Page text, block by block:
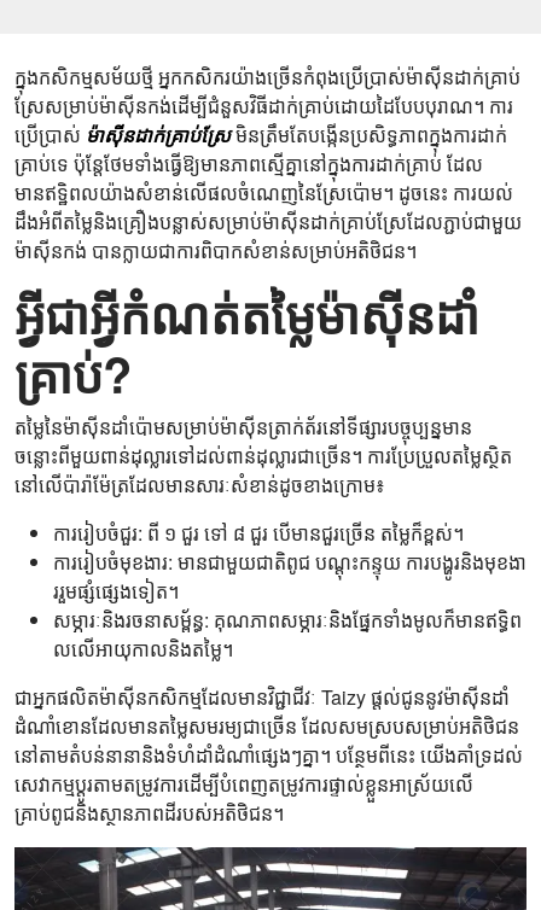
ក្នុងកសិកម្មសម័យថ្មី អ្នកកសិករ​យ៉ាងច្រើនកំពុងប្រើប្រាស់ម៉ាស៊ីនដាក់គ្រាប់
ស្រែសម្រាប់ម៉ាស៊ីនកង់ដើម្បីជំនួសវិធីដាក់គ្រាប់ដោយដៃបែបបុរាណ។ ការ
ប្រើប្រាស់ ម៉ាស៊ីនដាក់គ្រាប់ស្រែមិនត្រឹមតែបង្កើនប្រសិទ្ធភាពក្នុងការដាក់
គ្រាប់ទេ ប៉ុន្តែថែមទាំងធ្វើឱ្យមានភាពស្មើគ្នានៅក្នុងការដាក់គ្រាប់ ដែល
មានឥទ្ឋិពលយ៉ាងសំខាន់លើផលចំណេញនៃស្រែប៉ោម។ ដូចនេះ ការយល់
ដឹងអំពីតម្លៃនិងគ្រឿងបន្លាស់សម្រាប់ម៉ាស៊ីនដាក់គ្រាប់ស្រែដែលភ្ជាប់ជាមួយ
ម៉ាស៊ីនកង់ បានក្លាយជាការពិបាកសំខាន់សម្រាប់អតិថិជន។
អ្វីជាអ្វីកំណត់តម្លៃម៉ាស៊ីនដាំ
គ្រាប់?
តម្លៃនៃម៉ាស៊ីនដាំប៉ោមសម្រាប់ម៉ាស៊ីនត្រាក់ត័រ​នៅទីផ្សារបច្ចុប្បន្នមាន
ចន្លោះពីមួយពាន់ដុល្លារទៅដល់ពាន់ដុល្លារជាច្រើន។ ការប្រែប្រួលតម្លៃស្ថិត
នៅលើប៉ារ៉ាម៉ែត្រដែលមានសារៈសំខាន់ដូចខាងក្រោម៖
ការរៀបចំជួរ: ពី ១ ជួរ ទៅ ៨ ជួរ បើមានជួរច្រើន តម្លៃក៏ខ្ពស់។
ការរៀបចំមុខងារ: មានជាមួយជាតិពូជ បណ្តុះកន្ទុយ ការបង្ហូរនិងមុខងា
ររួមផ្សំផ្សេងទៀត។
សម្ភារៈនិងរចនាសម្ព័ន្ធ: គុណភាពសម្ភារៈនិងផ្នែកទាំងមូលក៏មានឥទ្ធិព
លលើអាយុកាលនិងតម្លៃ។
ជាអ្នកផលិតម៉ាស៊ីនកសិកម្មដែលមានវិជ្ជាជីវៈ Taizy ផ្តល់ជូននូវម៉ាស៊ីនដាំ
ដំណាំខោនដែលមានតម្លៃសមរម្យជាច្រើន ដែលសមស្របសម្រាប់អតិថិជន
នៅតាមតំបន់នានានិងទំហំដាំដំណាំផ្សេងៗគ្នា។ បន្ថែមពីនេះ យើងគាំទ្រដល់
សេវាកម្មប្ដូរតាមតម្រូវការដើម្បីបំពេញតម្រូវការផ្ទាល់ខ្លួនអាស្រ័យលើ
គ្រាប់ពូជនិងស្ថានភាពដីរបស់អតិថិជន។